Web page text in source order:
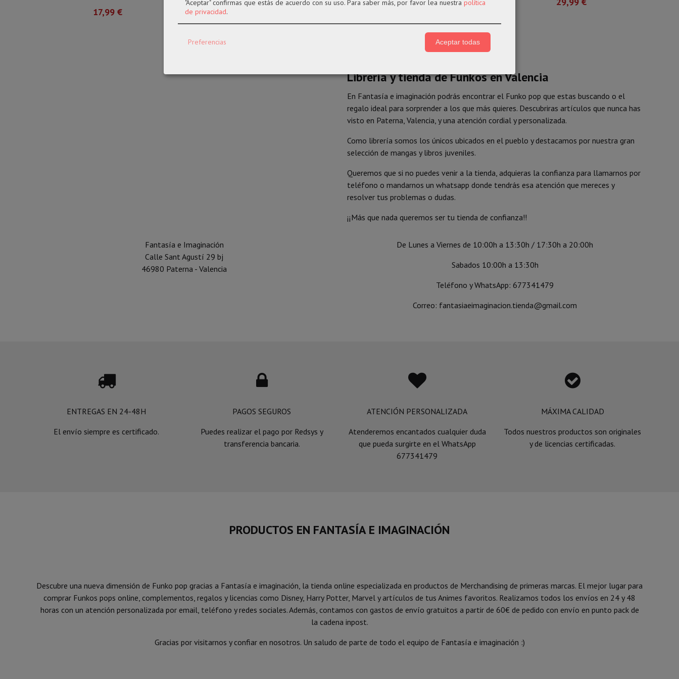
17,99 €
Librería y tienda de Funkos en Valencia
En Fantasía e imaginación podrás encontrar el Funko pop que estas buscando o el
regalo ideal para sorprender a los que más quieres. Descubriras artículos que nunca has
visto en Paterna, Valencia, y una atención cordial y personalizada.
Como librería somos los únicos ubicados en el pueblo y destacamos por nuestra gran
selección de mangas y libros juveniles.
Queremos que si no puedes venir a la tienda, adquieras la confianza para llamarnos por
teléfono o mandarnos un whatsapp donde tendrás esa atención que mereces y
resolver tus problemas o dudas.
¡¡Más que nada queremos ser tu tienda de confianza!!
Fantasía e Imaginación
Calle Sant Agustí 29 bj
46980 Paterna - Valencia
De Lunes a Viernes de 10:00h a 13:30h / 17:30h a 20:00h
Sabados 10:00h a 13:30h
Teléfono y WhatsApp: 677341479
Correo: fantasiaeimaginacion.tienda@gmail.com

ENTREGAS EN 24-48H
El envío siempre es certificado.

PAGOS SEGUROS
Puedes realizar el pago por Redsys y
transferencia bancaria.

ATENCIÓN PERSONALIZADA
Atenderemos encantados cualquier duda
que pueda surgirte en el WhatsApp
677341479

MÁXIMA CALIDAD
Todos nuestros productos son originales
y de licencias certificadas.
PRODUCTOS EN FANTASÍA E IMAGINACIÓN
Descubre una nueva dimensión de Funko pop gracias a Fantasía e imaginación, la tienda online especializada en productos de Merchandising de primeras marcas. El mejor lugar para
comprar Funkos pops online, complementos, regalos y licencias como Disney, Harry Potter, Marvel y artículos de tus Animes favoritos. Realizamos todos los envíos en 24 y 48
horas con un atención personalizada por email, teléfono y redes sociales. Además, contamos con gastos de envío gratuitos a partir de 60€ de pedido con envío en punto pack de
la cadena inpost.
Gracias por visitarnos y confiar en nosotros. Un saludo de parte de todo el equipo de Fantasía e imaginación :)
"Aceptar" confirmas que estás de acuerdo con su uso. Para saber más, por favor lea nuestra política
de privacidad.
Preferencias Aceptar todas